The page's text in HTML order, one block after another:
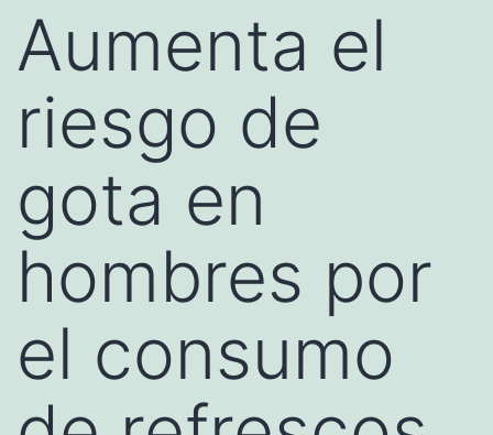
Aumenta el
riesgo de
gota en
hombres por
el consumo